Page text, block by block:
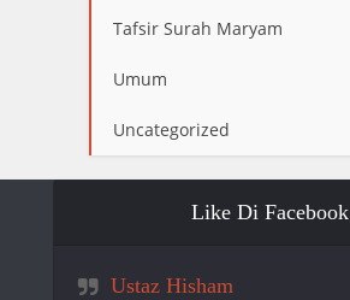
Tafsir Surah Maryam
Umum
Uncategorized
Like Di Facebook
Ustaz Hisham